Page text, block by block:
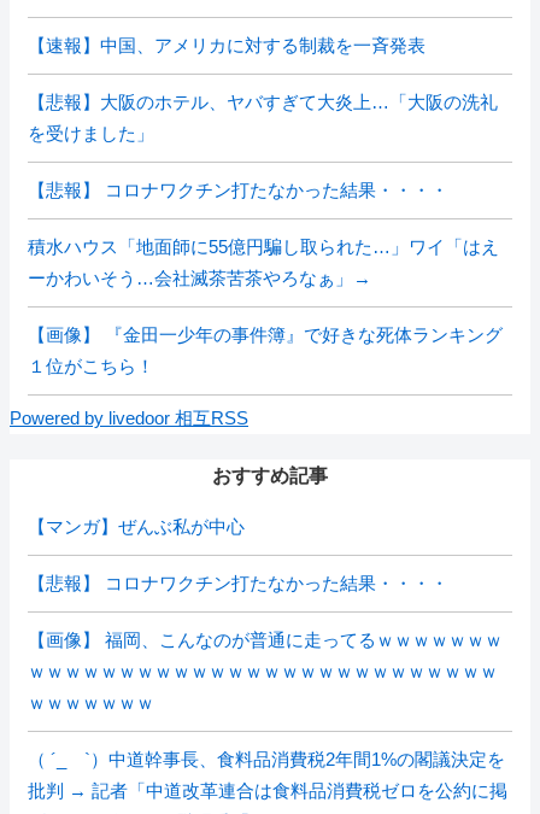
【速報】中国、アメリカに対する制裁を一斉発表
【悲報】大阪のホテル、ヤバすぎて大炎上…「大阪の洗礼
を受けました」
【悲報】 コロナワクチン打たなかった結果・・・・
積水ハウス「地面師に55億円騙し取られた…」ワイ「はえ
ーかわいそう…会社滅茶苦茶やろなぁ」→
【画像】 『金田一少年の事件簿』で好きな死体ランキング
１位がこちら！
Powered by livedoor 相互RSS
おすすめ記事
【マンガ】ぜんぶ私が中心
【悲報】 コロナワクチン打たなかった結果・・・・
【画像】 福岡、こんなのが普通に走ってるｗｗｗｗｗｗｗ
ｗｗｗｗｗｗｗｗｗｗｗｗｗｗｗｗｗｗｗｗｗｗｗｗｗｗ
ｗｗｗｗｗｗｗ
（ ´_ゝ`）中道幹事長、食料品消費税2年間1%の閣議決定を
批判 → 記者「中道改革連合は食料品消費税ゼロを公約に掲